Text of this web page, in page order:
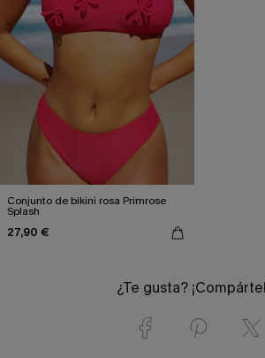
Conjunto de bikini rosa Primrose
Splash
27,90 €
¿Te gusta?